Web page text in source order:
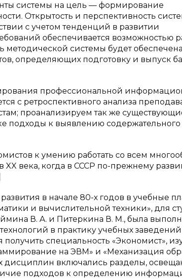
системы на цель — формирование
Открытость и перспективность
с учетом тенденций в развитии
обеспечивается возможностью
системы будет обеспечена
определяющих подготовку и выпуск
профессиональной
с ретроспективного анализа
проанализируем так же
подходы к выявлению
к умению работать со всем
века, когда в СССР по-прежнему
в начале 80-х годов в учебные
и вычислительной техники», для
В. А. и Питеркина В. М., была
в практику учебных заведений
специальность «Экономист»,
на ЭВМ» и «Механизация
дисциплин включались разделы,
подходов к определению